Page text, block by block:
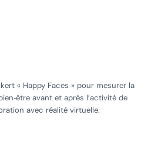
« Happy Faces » pour mesurer la
avant et après l’activité de
avec réalité virtuelle.